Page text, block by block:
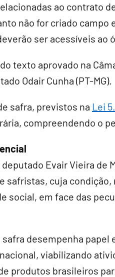
ao contrato
não for criado
ser acessíveis ao
texto aprovado na
Odair Cunha (PT-MG).
safra, previstos na Lei
compreendendo o
Evair Vieira de
safristas, cuja
social, em face das
safra desempenha
viabilizando
produtos brasileiros